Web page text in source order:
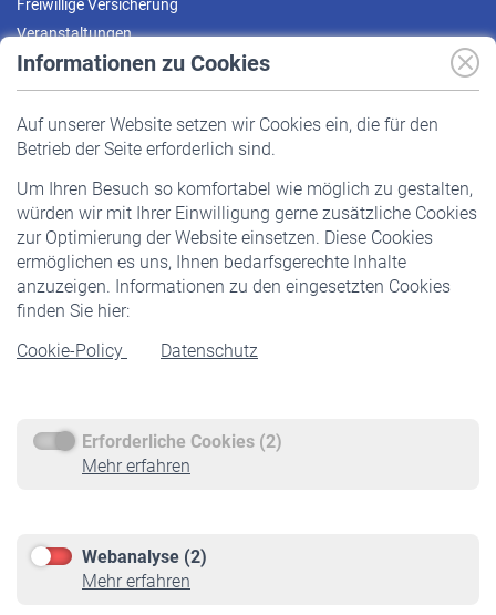
Informationen zu Cookies
Auf unserer Website setzen wir Cookies ein, die für den
Betrieb der Seite erforderlich sind.
Um Ihren Besuch so komfortabel wie möglich zu gestalten,
würden wir mit Ihrer Einwilligung gerne zusätzliche Cookies
zur Optimierung der Website einsetzen. Diese Cookies
ermöglichen es uns, Ihnen bedarfsgerechte Inhalte
anzuzeigen. Informationen zu den eingesetzten Cookies
finden Sie hier:
Cookie-Policy
Datenschutz
Erforderliche Cookies (2)
Mehr erfahren
Webanalyse (2)
Mehr erfahren
Freiwillige Versicherung
Veranstaltungen
Pflichtversicherung
Staatliche Förderung
Veranstaltungen
Rentner
Rentenbeginn
Rente beantragen
Service
Informationen
Online-Rechner
VBLnewsletter